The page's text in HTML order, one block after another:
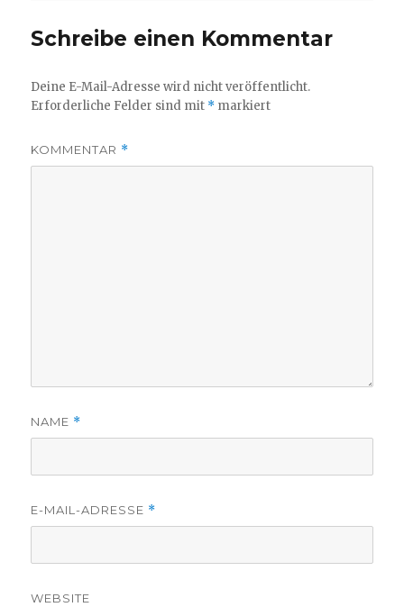
Schreibe einen Kommentar
Deine E-Mail-Adresse wird nicht veröffentlicht.
Erforderliche Felder sind mit * markiert
KOMMENTAR *
NAME *
E-MAIL-ADRESSE *
WEBSITE